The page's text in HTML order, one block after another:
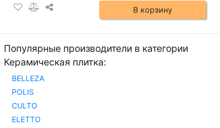
В корзину
Популярные производители в категории
Керамическая плитка:
BELLEZA
POLIS
CULTO
ELETTO